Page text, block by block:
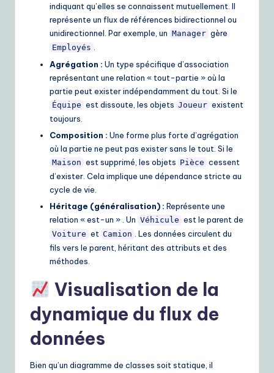
indiquant qu’elles se connaissent mutuellement. Il
représente un flux de références bidirectionnel ou
unidirectionnel. Par exemple, un Manager gère
Employés
Agrégation : Un type spécifique d’association
représentant une relation « tout-partie » où la
partie peut exister indépendamment du tout. Si le
Équipe est dissoute, les objets Joueur existent
toujours.
Composition : Une forme plus forte d’agrégation
où la partie ne peut pas exister sans le tout. Si le
Maison est supprimé, les objets Pièce cessent
d’exister. Cela implique une dépendance stricte au
cycle de vie.
Héritage (généralisation) : Représente une
relation « est-un » . Un Véhicule est le parent de
Voiture et Camion . Les données circulent du
fils vers le parent, héritant des attributs et des
méthodes.
Visualisation de la
dynamique du flux de
données
Bien qu’un diagramme de classes soit statique, il